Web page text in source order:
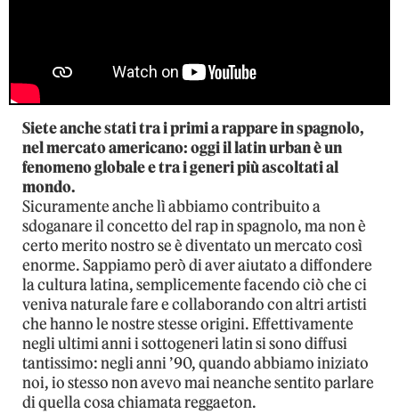
Siete anche stati tra i primi a rappare in spagnolo,
nel mercato americano: oggi il latin urban è un
fenomeno globale e tra i generi più ascoltati al
mondo.
Sicuramente anche lì abbiamo contribuito a
sdoganare il concetto del rap in spagnolo, ma non è
certo merito nostro se è diventato un mercato così
enorme. Sappiamo però di aver aiutato a diffondere
la cultura latina, semplicemente facendo ciò che ci
veniva naturale fare e collaborando con altri artisti
che hanno le nostre stesse origini. Effettivamente
negli ultimi anni i sottogeneri latin si sono diffusi
tantissimo: negli anni ’90, quando abbiamo iniziato
noi, io stesso non avevo mai neanche sentito parlare
di quella cosa chiamata reggaeton.